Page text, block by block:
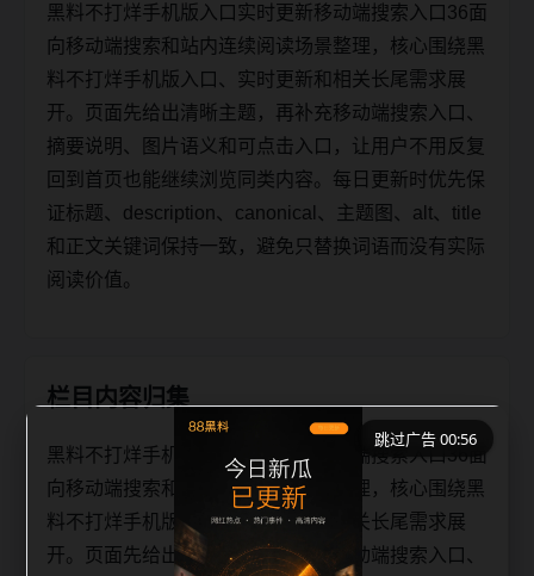
黑料不打烊手机版入口实时更新移动端搜索入口36面
向移动端搜索和站内连续阅读场景整理，核心围绕黑
料不打烊手机版入口、实时更新和相关长尾需求展
开。页面先给出清晰主题，再补充移动端搜索入口、
摘要说明、图片语义和可点击入口，让用户不用反复
回到首页也能继续浏览同类内容。每日更新时优先保
证标题、description、canonical、主题图、alt、title
和正文关键词保持一致，避免只替换词语而没有实际
阅读价值。
栏目内容归集
黑料不打烊手机版入口实时更新移动端搜索入口36面
向移动端搜索和站内连续阅读场景整理，核心围绕黑
料不打烊手机版入口、实时更新和相关长尾需求展
开。页面先给出清晰主题，再补充移动端搜索入口、
跳过广告 00:56